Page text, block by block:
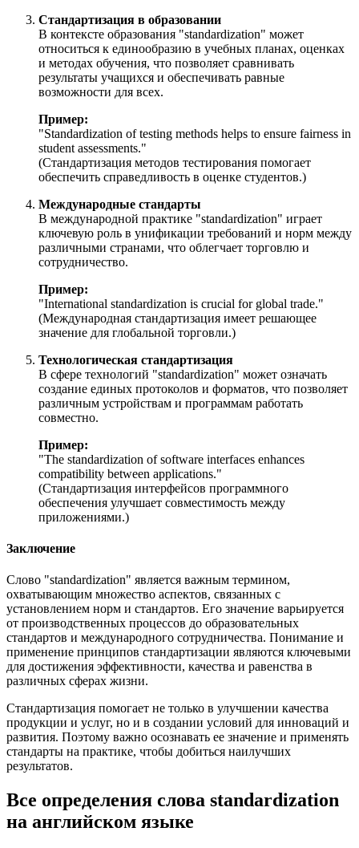
Стандартизация в образовании
В контексте образования "standardization" может
относиться к единообразию в учебных планах, оценках
и методах обучения, что позволяет сравнивать
результаты учащихся и обеспечивать равные
возможности для всех.
Пример:
"Standardization of testing methods helps to ensure fairness in
student assessments."
(Стандартизация методов тестирования помогает
обеспечить справедливость в оценке студентов.)
Международные стандарты
В международной практике "standardization" играет
ключевую роль в унификации требований и норм между
различными странами, что облегчает торговлю и
сотрудничество.
Пример:
"International standardization is crucial for global trade."
(Международная стандартизация имеет решающее
значение для глобальной торговли.)
Технологическая стандартизация
В сфере технологий "standardization" может означать
создание единых протоколов и форматов, что позволяет
различным устройствам и программам работать
совместно.
Пример:
"The standardization of software interfaces enhances
compatibility between applications."
(Стандартизация интерфейсов программного
обеспечения улучшает совместимость между
приложениями.)
Заключение
Слово "standardization" является важным термином,
охватывающим множество аспектов, связанных с
установлением норм и стандартов. Его значение варьируется
от производственных процессов до образовательных
стандартов и международного сотрудничества. Понимание и
применение принципов стандартизации являются ключевыми
для достижения эффективности, качества и равенства в
различных сферах жизни.
Стандартизация помогает не только в улучшении качества
продукции и услуг, но и в создании условий для инноваций и
развития. Поэтому важно осознавать ее значение и применять
стандарты на практике, чтобы добиться наилучших
результатов.
Все определения слова standardization
на английском языке